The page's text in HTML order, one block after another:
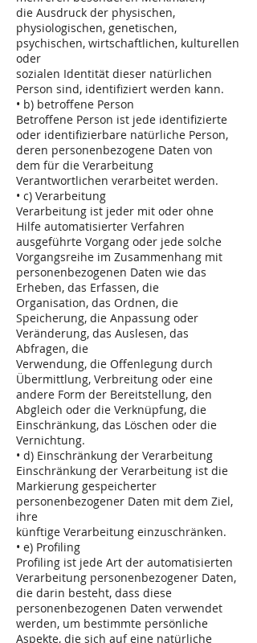
die Ausdruck der physischen,
physiologischen, genetischen,
psychischen, wirtschaftlichen, kulturellen
oder
sozialen Identität dieser natürlichen
Person sind, identifiziert werden kann.
• b) betroffene Person
Betroffene Person ist jede identifizierte
oder identifizierbare natürliche Person,
deren personenbezogene Daten von
dem für die Verarbeitung
Verantwortlichen verarbeitet werden.
• c) Verarbeitung
Verarbeitung ist jeder mit oder ohne
Hilfe automatisierter Verfahren
ausgeführte Vorgang oder jede solche
Vorgangsreihe im Zusammenhang mit
personenbezogenen Daten wie das
Erheben, das Erfassen, die
Organisation, das Ordnen, die
Speicherung, die Anpassung oder
Veränderung, das Auslesen, das
Abfragen, die
Verwendung, die Offenlegung durch
Übermittlung, Verbreitung oder eine
andere Form der Bereitstellung, den
Abgleich oder die Verknüpfung, die
Einschränkung, das Löschen oder die
Vernichtung.
• d) Einschränkung der Verarbeitung
Einschränkung der Verarbeitung ist die
Markierung gespeicherter
personenbezogener Daten mit dem Ziel,
ihre
künftige Verarbeitung einzuschränken.
• e) Profiling
Profiling ist jede Art der automatisierten
Verarbeitung personenbezogener Daten,
die darin besteht, dass diese
personenbezogenen Daten verwendet
werden, um bestimmte persönliche
Aspekte, die sich auf eine natürliche